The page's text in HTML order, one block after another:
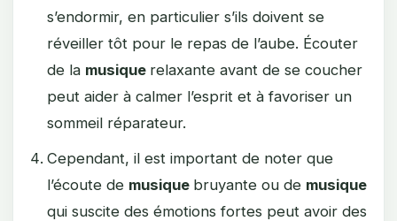
s’endormir, en particulier s’ils doivent se
réveiller tôt pour le repas de l’aube. Écouter
de la musique relaxante avant de se coucher
peut aider à calmer l’esprit et à favoriser un
sommeil réparateur.
Cependant, il est important de noter que
l’écoute de musique bruyante ou de musique
qui suscite des émotions fortes peut avoir des